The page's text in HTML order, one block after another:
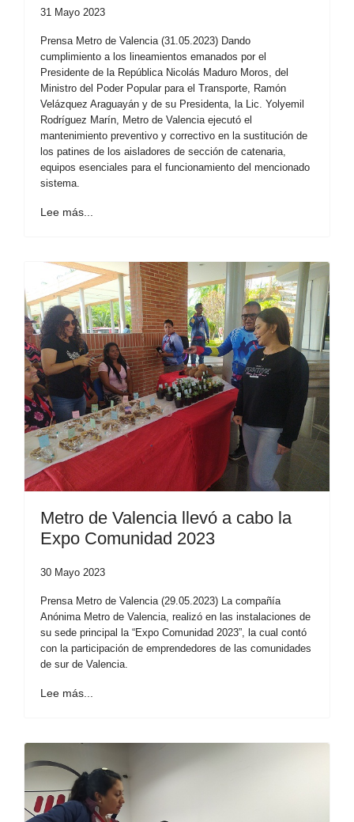
31 Mayo 2023
Prensa Metro de Valencia (31.05.2023) Dando
cumplimiento a los lineamientos emanados por el
Presidente de la República Nicolás Maduro Moros, del
Ministro del Poder Popular para el Transporte, Ramón
Velázquez Araguayán y de su Presidenta, la Lic. Yolyemil
Rodríguez Marín, Metro de Valencia ejecutó el
mantenimiento preventivo y correctivo en la sustitución de
los patines de los aisladores de sección de catenaria,
equipos esenciales para el funcionamiento del mencionado
sistema.
Lee más...
Metro de Valencia llevó a cabo la
Expo Comunidad 2023
30 Mayo 2023
Prensa Metro de Valencia (29.05.2023) La compañía
Anónima Metro de Valencia, realizó en las instalaciones de
su sede principal la “Expo Comunidad 2023”, la cual contó
con la participación de emprendedores de las comunidades
de sur de Valencia.
Lee más...